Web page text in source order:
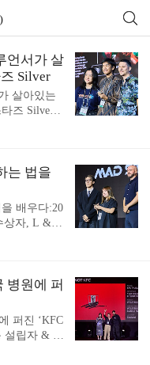
언서가 살
Silver
살아있는
즈 Silver
영스타즈
성하는 무
(KHEPI)
대 대상 전
캠페인 아
의 Sayid M
올렸다고
라보며..
는 법을
배우다:20
상자, L & R
산에서 열
로, 전 세계
게 이해하
리였습니다.
사람들이
이 아니라,
데서 비롯
병원에 퍼
퍼진 ‘KFC
설립자 & 최
&